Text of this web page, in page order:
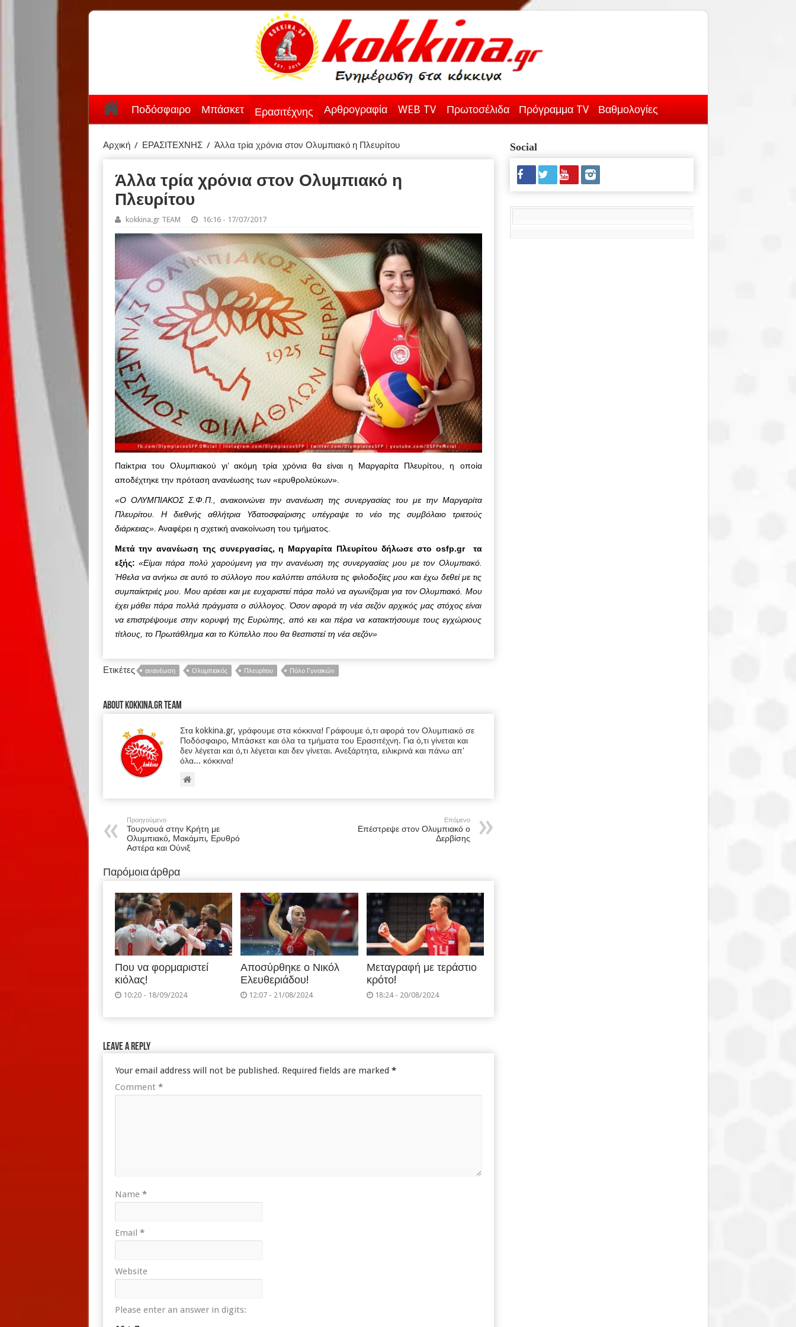
Ποδόσφαιρο Μπάσκετ Ερασιτέχνης Αρθρογραφία WEB TV Πρωτοσέλιδα Πρόγραμμα TV Βαθμολογίες
Αρχική / ΕΡΑΣΙΤΕΧΝΗΣ / Άλλα τρία χρόνια στον Ολυμπιακό η Πλευρίτου
Άλλα τρία χρόνια στον Ολυμπιακό η
Πλευρίτου
kokkina.gr TEAM 16:16 - 17/07/2017
Παίκτρια του Ολυμπιακού γι’ ακόμη τρία χρόνια θα είναι η Μαργαρίτα Πλευρίτου, η οποία
αποδέχτηκε την πρόταση ανανέωσης των «ερυθρολεύκων».
«O OΛΥΜΠΙΑΚΟΣ Σ.Φ.Π., ανακοινώνει την ανανέωση της συνεργασίας του με την Mαργαρίτα
Πλευρίτου. Η διεθνής αθλήτρια Υδατοσφαίρισης υπέγραψε το νέο της συμβόλαιο τριετούς
διάρκειας». Αναφέρει η σχετική ανακοίνωση του τμήματος.
Μετά την ανανέωση της συνεργασίας, η Μαργαρίτα Πλευρίτου δήλωσε στο osfp.gr τα
εξής: «Είμαι πάρα πολύ χαρούμενη για την ανανέωση της συνεργασίας μου με τον Ολυμπιακό.
Ήθελα να ανήκω σε αυτό το σύλλογο που καλύπτει απόλυτα τις φιλοδοξίες μου και έχω δεθεί με τις
συμπαίκτριές μου. Μου αρέσει και με ευχαριστεί πάρα πολύ να αγωνίζομαι για τον Ολυμπιακό. Μου
έχει μάθει πάρα πολλά πράγματα ο σύλλογος. Όσον αφορά τη νέα σεζόν αρχικός μας στόχος είναι
να επιστρέψουμε στην κορυφή της Ευρώπης, από κει και πέρα να κατακτήσουμε τους εγχώριους
τίτλους, το Πρωτάθλημα και το Κύπελλο που θα θεσπιστεί τη νέα σεζόν»
Ετικέτες ανανέωση Ολυμπιακός Πλευρίτου Πόλο Γυναικών
About kokkina.gr TEAM
Στα kokkina.gr, γράφουμε στα κόκκινα! Γράφουμε ό,τι αφορά τον Ολυμπιακό σε
Ποδόσφαιρο, Μπάσκετ και όλα τα τμήματα του Ερασιτέχνη. Για ό,τι γίνεται και
δεν λέγεται και ό,τι λέγεται και δεν γίνεται. Ανεξάρτητα, ειλικρινά και πάνω απ'
όλα... κόκκινα!
Προηγούμενο
Τουρνουά στην Κρήτη με
Ολυμπιακό, Μακάμπι, Ερυθρό
Αστέρα και Ούνιξ
Επόμενο
Επέστρεψε στον Ολυμπιακό ο
Δερβίσης
Παρόμοια άρθρα
Που να φορμαριστεί
κιόλας!
10:20 - 18/09/2024
Αποσύρθηκε ο Νικόλ
Ελευθεριάδου!
12:07 - 21/08/2024
Μεταγραφή με τεράστιο
κρότο!
18:24 - 20/08/2024
Leave a Reply
Your email address will not be published. Required fields are marked *
Comment *
Name *
Email *
Website
Please enter an answer in digits:
Social